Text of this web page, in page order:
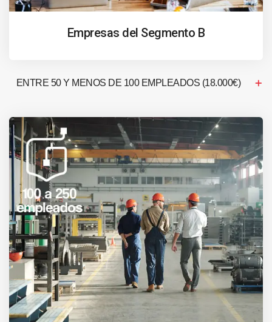
Empresas del Segmento B
ENTRE 50 Y MENOS DE 100 EMPLEADOS (18.000€)